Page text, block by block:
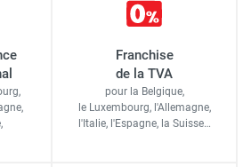
Franchise
de la TVA
pour la Belgique,
le Luxembourg, l'Allemagne,
l'Italie, l'Espagne, la Suisse…